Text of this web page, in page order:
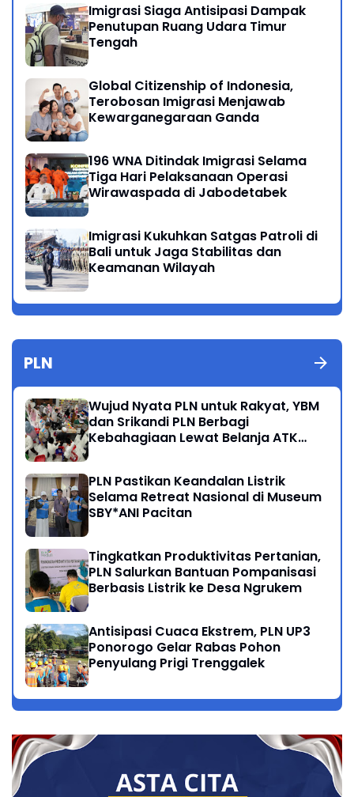
Imigrasi Siaga Antisipasi Dampak
Penutupan Ruang Udara Timur
Tengah
Global Citizenship of Indonesia,
Terobosan Imigrasi Menjawab
Kewarganegaraan Ganda
196 WNA Ditindak Imigrasi Selama
Tiga Hari Pelaksanaan Operasi
Wirawaspada di Jabodetabek
Imigrasi Kukuhkan Satgas Patroli di
Bali untuk Jaga Stabilitas dan
Keamanan Wilayah
PLN
Wujud Nyata PLN untuk Rakyat, YBM
dan Srikandi PLN Berbagi
Kebahagiaan Lewat Belanja ATK
PLN Pastikan Keandalan Listrik
Selama Retreat Nasional di Museum
SBY*ANI Pacitan
Tingkatkan Produktivitas Pertanian,
PLN Salurkan Bantuan Pompanisasi
Berbasis Listrik ke Desa Ngrukem
Antisipasi Cuaca Ekstrem, PLN UP3
Ponorogo Gelar Rabas Pohon
Penyulang Prigi Trenggalek